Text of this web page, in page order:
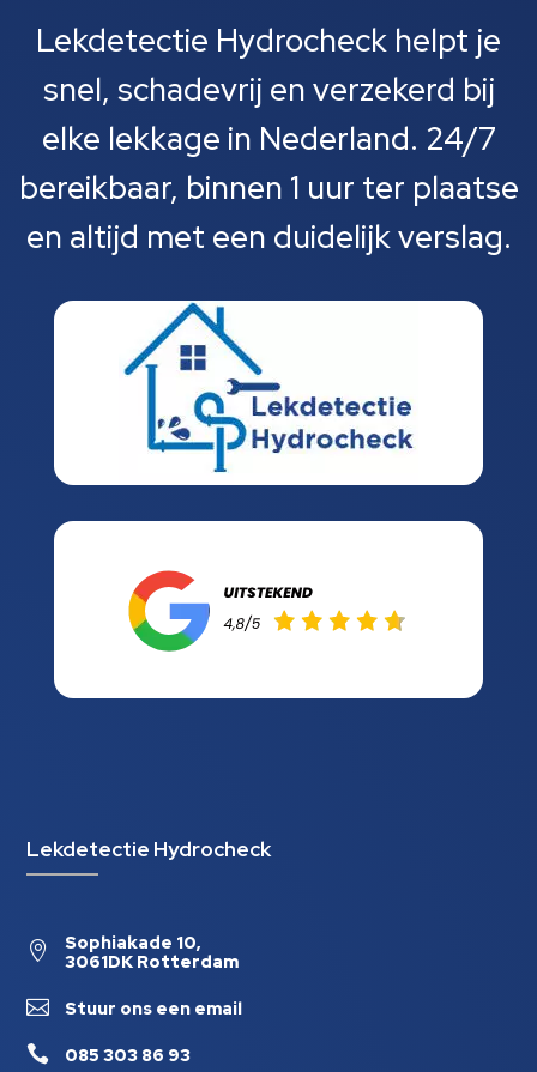
Lekdetectie Hydrocheck helpt je
snel, schadevrij en verzekerd bij
elke lekkage in Nederland. 24/7
bereikbaar, binnen 1 uur ter plaatse
en altijd met een duidelijk verslag.
Lekdetectie Hydrocheck

Sophiakade 10,
3061DK Rotterdam
 Stuur ons een email
 085 303 86 93